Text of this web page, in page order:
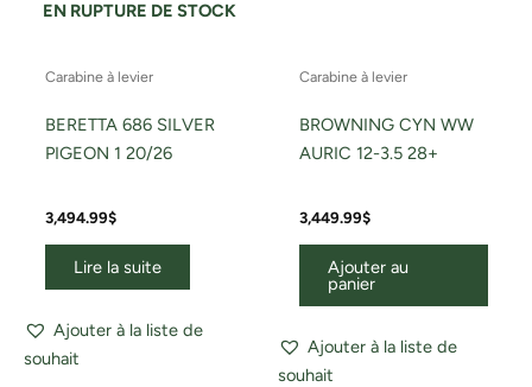
EN RUPTURE DE STOCK
Carabine à levier
BERETTA 686 SILVER
PIGEON 1 20/26
3,494.99$
Lire la suite
Ajouter à la liste de
souhait
Carabine à levier
BROWNING CYN WW
AURIC 12-3.5 28+
3,449.99$
Ajouter au
panier
Ajouter à la liste de
souhait